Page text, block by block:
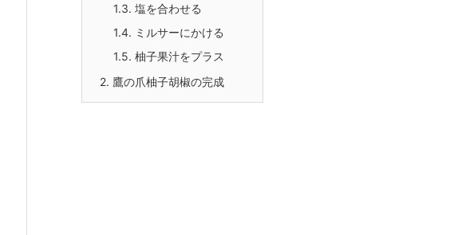
1.3. 塩を合わせる
1.4. ミルサーにかける
1.5. 柚子果汁をプラス
2. 鷹の爪柚子胡椒の完成